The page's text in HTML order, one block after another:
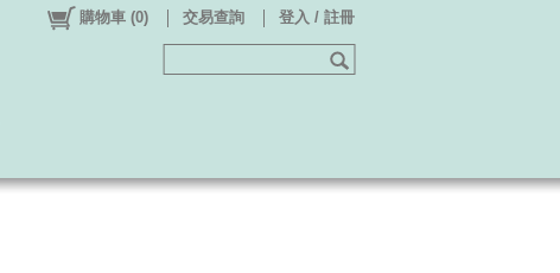
購物車 (0) 交易查詢 登入 / 註冊